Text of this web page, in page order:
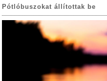
Pótlóbuszokat állítottak be